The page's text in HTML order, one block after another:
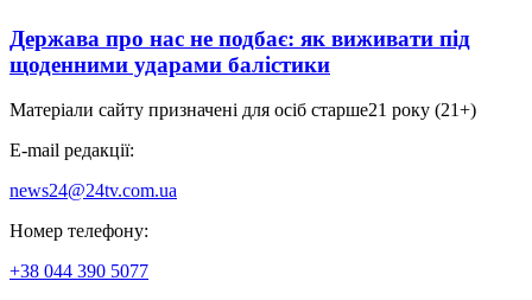
Держава про нас не подбає: як виживати під
щоденними ударами балістики
Матеріали сайту призначені для осіб старше21 року (21+)
E-mail редакції:
news24@24tv.com.ua
Номер телефону:
+38 044 390 5077